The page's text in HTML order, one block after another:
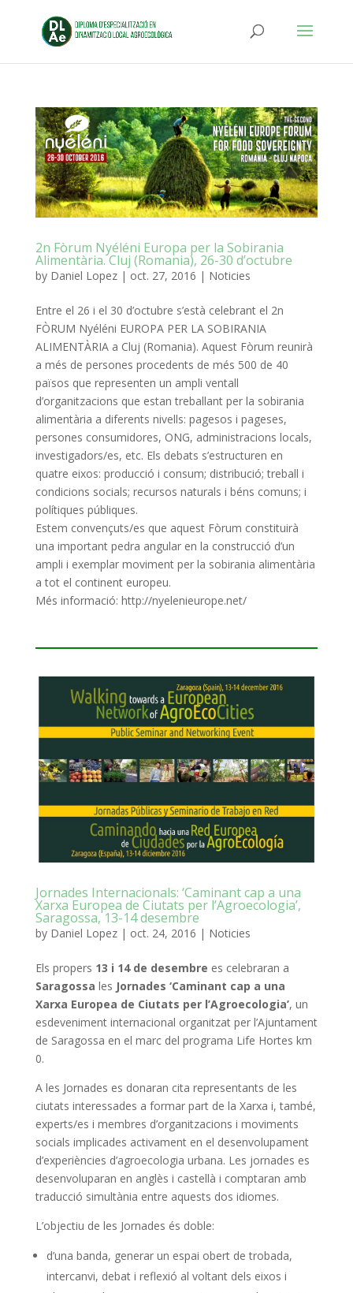
2n Fòrum Nyéléni Europa per la Sobirania
Alimentària. Cluj (Romania), 26-30 d’octubre
by Daniel Lopez| oct. 27, 2016 | Noticies
Entre el 26 i el 30 d’octubre s’està celebrant el 2n
FÒRUM Nyéléni EUROPA PER LA SOBIRANIA
ALIMENTÀRIA a Cluj (Romania). Aquest Fòrum reunirà
a més de persones procedents de més 500 de 40
països que representen un ampli ventall
d’organitzacions que estan treballant per la sobirania
alimentària a diferents nivells: pagesos i pageses,
persones consumidores, ONG, administracions locals,
investigadors/es, etc. Els debats s’estructuren en
quatre eixos: producció i consum; distribució; treball i
condicions socials; recursos naturals i béns comuns; i
polítiques públiques.
Estem convençuts/es que aquestFòrum constituirà
una important pedra angular en la construcció d’un
ampli i exemplarmoviment per la sobirania alimentària
a tot el continent europeu.
Més informació: http://nyelenieurope.net/
Jornades Internacionals: ‘Caminant cap a una
Xarxa Europea de Ciutats per l’Agroecologia’,
Saragossa, 13-14 desembre
by Daniel Lopez| oct. 24, 2016 | Noticies
Els propers 13 i 14 de desembre es celebraran a
Saragossa les Jornades ‘Caminant cap a una
Xarxa Europea de Ciutats per l’Agroecologia’, un
esdeveniment internacional organitzat per l’Ajuntament
de Saragossa en el marc del programa Life Hortes km
0.
A les Jornades es donaran cita representants de les
ciutats interessades a formar part de la Xarxa i, també,
experts/es i membres d’organitzacions i moviments
socials implicades activament en el desenvolupament
d’experiències d’agroecologia urbana. Les jornades es
desenvoluparan en anglès i castellà i comptaran amb
traducció simultània entre aquests dos idiomes.
L’objectiu de les Jornades és doble:
d’una banda, generar un espai obert de trobada,
intercanvi, debat i reflexió al voltant dels eixos i